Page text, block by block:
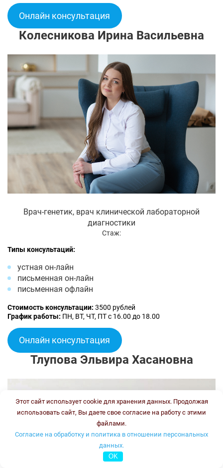
Онлайн консультация
Колесникова Ирина Васильевна
Врач-генетик, врач клинической лабораторной
диагностики
Стаж:
Типы консультаций:
устная он-лайн
письменная он-лайн
письменная офлайн
Стоимость консультации: 3500 рублей
График работы: ПН, ВТ, ЧТ, ПТ с 16.00 до 18.00
Онлайн консультация
Тлупова Эльвира Хасановна
Этот сайт использует cookie для хранения данных. Продолжая
использовать сайт, Вы даете свое согласие на работу с этими
файлами.
Согласие на обработку и политика в отношении персональных
данных.
OK